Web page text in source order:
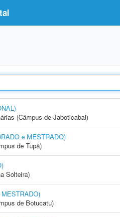
(Câmpus de Jaboticabal)
e MESTRADO)
de Tupã)
Solteira)
de Botucatu)